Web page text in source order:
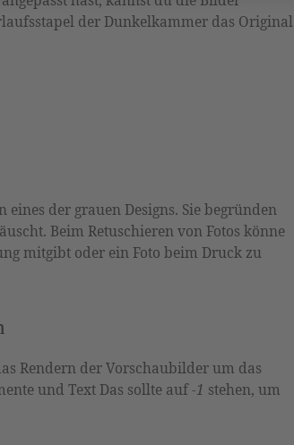
der Dunkelkammer das Original
der grauen Designs. Sie begründen
Beim Retuschieren von Fotos könne
mitgibt oder ein Foto beim Druck zu
Rendern der Vorschaubilder um das
und Text Das sollte auf-1 stehen, um